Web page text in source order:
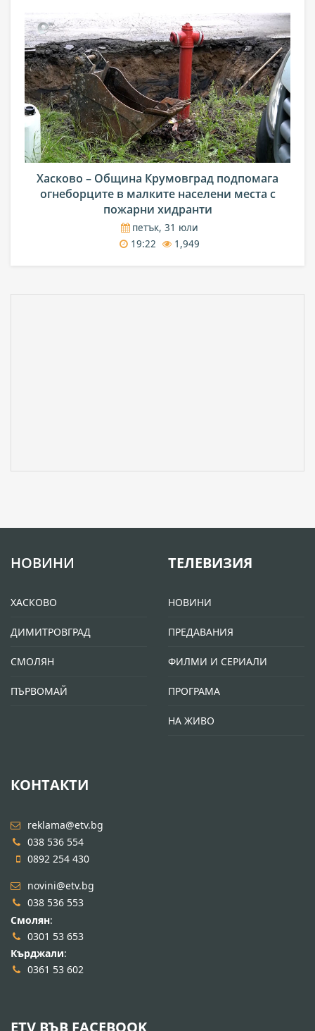
Хасково – Община Крумовград подпомага
огнеборците в малките населени места с
пожарни хидранти
петък, 31 юли
19:22
1,949
НОВИНИ
ХАСКОВО
ДИМИТРОВГРАД
СМОЛЯН
ПЪРВОМАЙ
ТЕЛЕВИЗИЯ
НОВИНИ
ПРЕДАВАНИЯ
ФИЛМИ И СЕРИАЛИ
ПРОГРАМА
НА ЖИВО
КОНТАКТИ
reklama@etv.bg
038 536 554
0892 254 430
novini@etv.bg
038 536 553
Смолян:
0301 53 653
Кърджали:
0361 53 602
ETV ВЪВ FACEBOOK